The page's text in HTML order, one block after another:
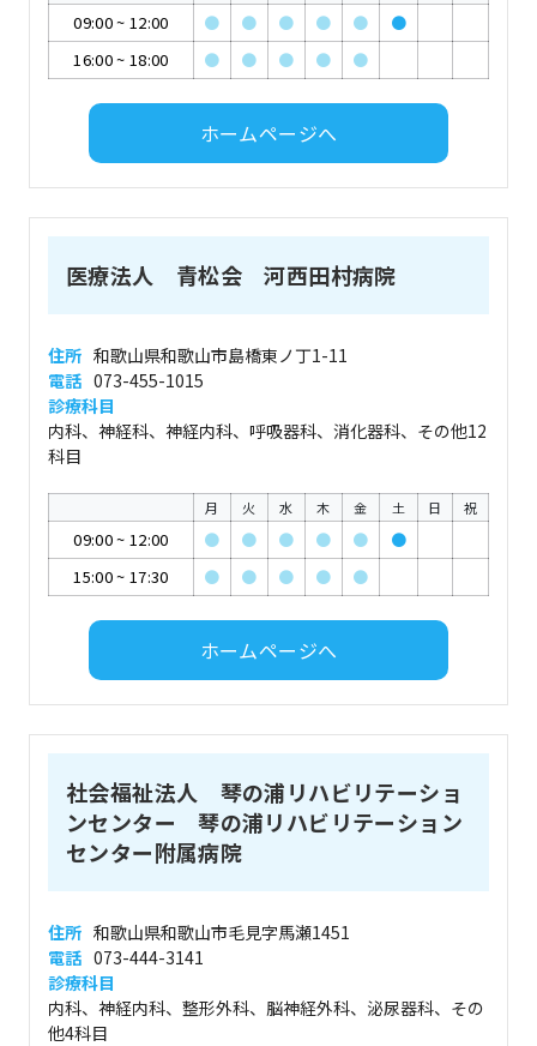
09:00~ 12:00 ● ● ● ● ●
●
16:00~ 18:00 ● ● ● ● ●
ホームページへ
医療法人 青松会 河西田村病院
住所 和歌山県和歌山市島橋東ノ丁1-11
電話 073-455-1015
診療科目
内科、神経科、神経内科、呼吸器科、消化器科、その他12
科目
月 火 水 木 金 土 日 祝
09:00~ 12:00 ● ● ● ● ●
●
15:00~ 17:30 ● ● ● ● ●
ホームページへ
社会福祉法人 琴の浦リハビリテーショ
ンセンター 琴の浦リハビリテーション
センター附属病院
住所 和歌山県和歌山市毛見字馬瀬1451
電話 073-444-3141
診療科目
内科、神経内科、整形外科、脳神経外科、泌尿器科、その
他4科目